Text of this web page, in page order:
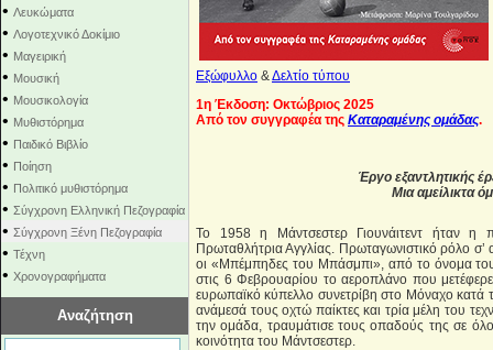
• Λευκώματα
• Λογοτεχνικό Δοκίμιο
• Μαγειρική
• Μουσική
• Μουσικολογία
• Μυθιστόρημα
• Παιδικό Βιβλίο
• Ποίηση
• Πολιτικό μυθιστόρημα
• Σύγχρονη Ελληνική Πεζογραφία
• Σύγχρονη Ξένη Πεζογραφία
• Τέχνη
• Χρονογραφήματα
Αναζήτηση
Εξώφυλλο &Δελτίο τύπου
1η Έκδοση: Οκτώβριος 2025
Από τον συγγραφέα της Καταραμένης ομάδας.
Έργο εξαντλητικής
Μια αμείλικτα
Το 1958 η Μάντσεστερ Γιουνάιτεντ ήταν η
Πρωταθλήτρια Αγγλίας. Πρωταγωνιστικό ρόλο σ’
οι «Μπέμπηδες του Μπάσμπι», από το όνομα
στις 6 Φεβρουαρίου το αεροπλάνο που
ευρωπαϊκό κύπελλο συνετρίβη στο Μόναχο κατά
ανάμεσά τους οχτώ παίκτες και τρία μέλη του
την ομάδα, τραυμάτισε τους οπαδούς της σε
κοινότητα του Μάντσεστερ.